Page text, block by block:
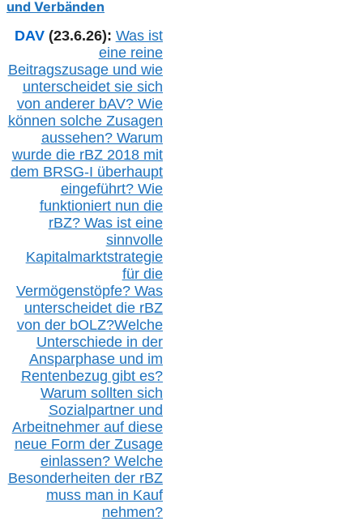
und Verbänden
DAV (23.6.26): Was ist
eine reine
Beitragszusage und wie
unterscheidet sie sich
von anderer bAV? Wie
können solche Zusagen
aussehen? Warum
wurde die rBZ2018 mit
dem BRSG-I überhaupt
eingeführt? Wie
funktioniert nun die
rBZ? Was ist eine
sinnvolle
Kapitalmarktstrategie
für die
Vermögenstöpfe? Was
unterscheidet die rBZ
von der bOLZ?Welche
Unterschiede in der
Ansparphase und im
Rentenbezug gibt es?
Warum sollten sich
Sozialpartner und
Arbeitnehmer auf diese
neue Form der Zusage
einlassen? Welche
Besonderheiten der rBZ
muss man in Kauf
nehmen?